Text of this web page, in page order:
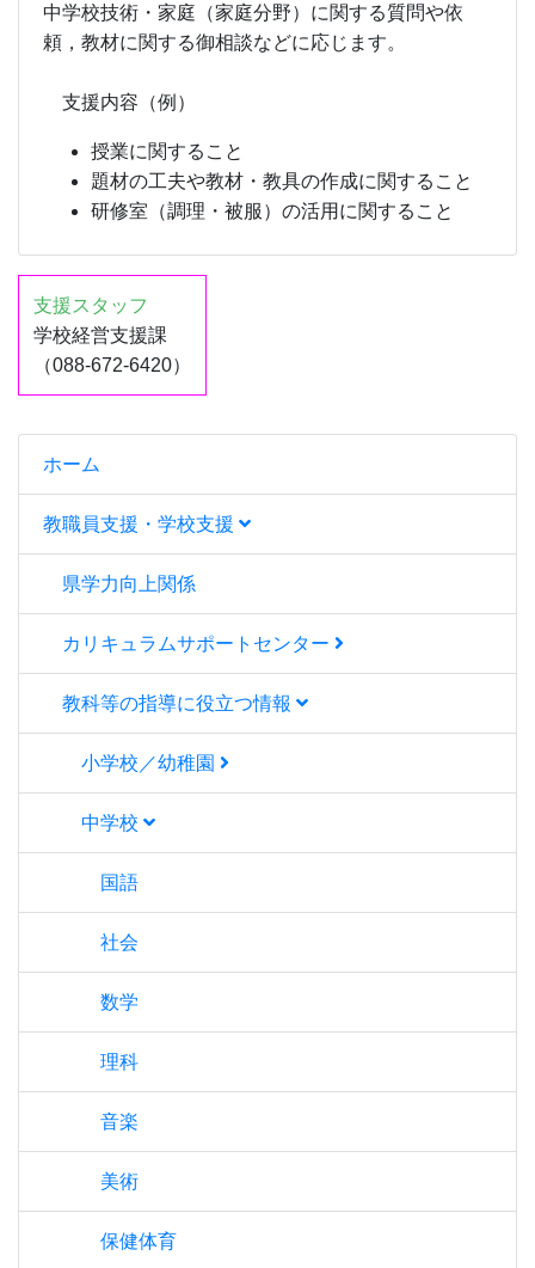
ホーム
教職員支援・学校支援
県学力向上関係
カリキュラムサポートセンター
教科等の指導に役立つ情報
小学校／幼稚園
中学校
国語
社会
数学
理科
音楽
美術
保健体育
中学校技術・家庭（家庭分野）に関する質問や依
頼，教材に関する御相談などに応じます。
支援内容（例）
授業に関すること
題材の工夫や教材・教具の作成に関すること
研修室（調理・被服）の活用に関すること
支援スタッフ
学校経営支援課
（088-672-6420）